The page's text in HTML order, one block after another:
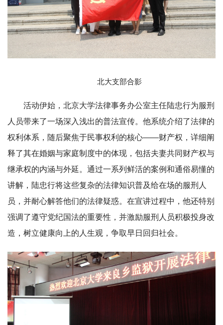
北大支部合影
活动伊始，北京大学法律事务办公室主任陆忠行为服刑
人员带来了一场深入浅出的普法宣传。他系统介绍了法律的
权利体系，随后聚焦于民事权利的核心——财产权，详细阐
释了其在婚姻与家庭制度中的体现，包括夫妻共同财产权与
继承权的内涵与外延。通过一系列鲜活的案例和通俗易懂的
讲解， 陆忠行将这些复杂的法律知识普及给在场的服刑人
员，并耐心解答他们的法律疑惑。在宣讲过程中，他还特别
强调了遵守党纪国法的重要性，并激励服刑人员积极投身改
造，树立健康向上的人生观，争取早日回归社会。